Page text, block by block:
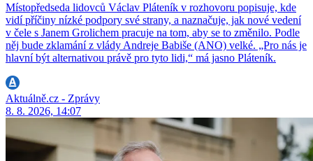
Místopředseda lidovců Václav Pláteník v rozhovoru popisuje, kde
vidí příčiny nízké podpory své strany, a naznačuje, jak nové vedení
v čele s Janem Grolichem pracuje na tom, aby se to změnilo. Podle
něj bude zklamání z vlády Andreje Babiše (ANO) velké. „Pro nás je
hlavní být alternativou právě pro tyto lidi,“ má jasno Pláteník.
Aktuálně.cz - Zprávy
8. 8. 2026, 14:07